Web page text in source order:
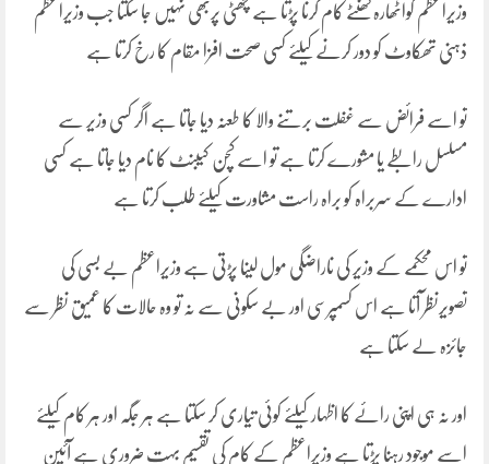
وزیراعظم کواٹھارہ گھنٹے کام کرنا پڑتا ہے چھٹی پربھی نہیں جا سکتا جب وزیراعظم
ذہنی تھکاوٹ کو دور کرنے کیلئے کسی صحت افزا مقام کا رخ کرتا ہے
تو اسے فرائض سے غفلت برتنے والا کا طعنہ دیا جاتا ہے اگر کسی وزیر سے
مسلسل رابطے یا مشورے کرتا ہے تو اسے کچن کیبنٹ کا نام دیا جاتا ہے کسی
ادارے کے سربراہ کو براہ راست مشاورت کیلئے طلب کرتا ہے
تو اس محکمے کے وزیر کی ناراضگی مول لینا پڑتی ہے وزیراعظم بے بسی کی
تصویرنظر آتا ہے اس کسمپرسی اور بے سکونی سے نہ تو وہ حالات کا عمیق نظر سے
جائزہ لے سکتا ہے
اور نہ ہی اپنی رائے کا اظہار کیلئے کوئی تیاری کر سکتا ہے ہر جگہ اور ہر کام کیلئے
اسے موجود رہنا پڑتا ہے وزیراعظم کے کام کی تقسیم بہت ضروری ہے آئین